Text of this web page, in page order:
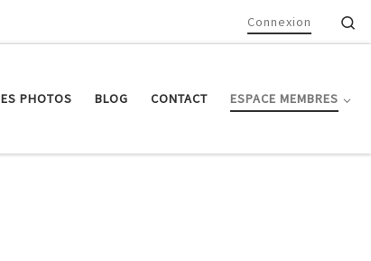
Connexion
PHOTOS BLOG CONTACT ESPACE MEMBRES